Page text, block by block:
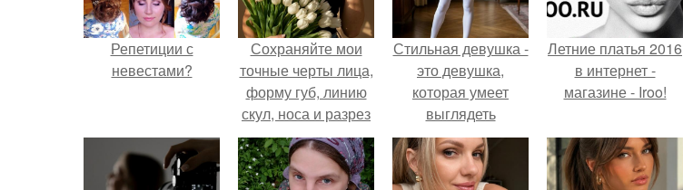
Репетиции с
невестами?
Сохраняйте мои
точные черты лица,
форму губ, линию
скул, носа и разрез
глаз.
Стильная девушка -
это девушка,
которая умеет
выглядеть
привлекательно и
элегантно в любои
ситуации.
Летние платья 2016
в интернет -
магазине - Iroo!